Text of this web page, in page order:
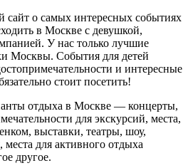
о самых интересных событиях
в Москве с девушкой,
У нас только лучшие
Москвы. События для детей
и интересные
стоит посетить!
отдыха в Москве — концерты,
для экскурсий, места,
выставки, театры, шоу,
для активного отдыха
другое.